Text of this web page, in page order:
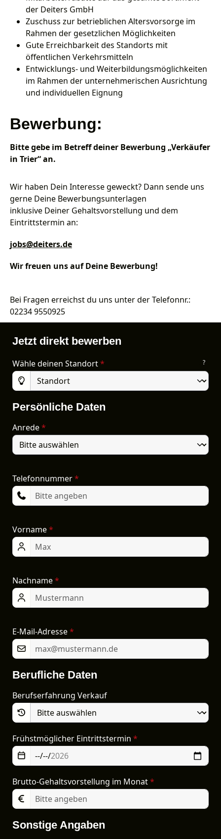
der Deiters GmbH
Zuschuss zur betrieblichen Altersvorsorge im
Rahmen der gesetzlichen Möglichkeiten
Gute Erreichbarkeit des Standorts mit
öffentlichen Verkehrsmitteln
Entwicklungs- und Weiterbildungsmöglichkeiten
im Rahmen der unternehmerischen Ausrichtung
und individuellen Eignung
Bewerbung:
Bitte gebe im Betreff deiner Bewerbung „Verkäufer
in Trier“ an.
Wir haben Dein Interesse geweckt? Dann sende uns
gerne Deine Bewerbungsunterlagen
inklusive Deiner Gehaltsvorstellung und dem
Eintrittstermin an:
jobs@deiters.de
Wir freuen uns auf Deine Bewerbung!
Bei Fragen erreichst du uns unter der Telefonnr.:
02234 9550925
Jetzt direkt bewerben
Wähle deinen Standort* ?
Persönliche Daten
Anrede*
Telefonnummer*
Vorname*
Nachname*
E-Mail-Adresse*
Berufliche Daten
Berufserfahrung Verkauf
Frühstmöglicher Eintrittstermin *
Brutto-Gehaltsvorstellung im Monat*
Sonstige Angaben